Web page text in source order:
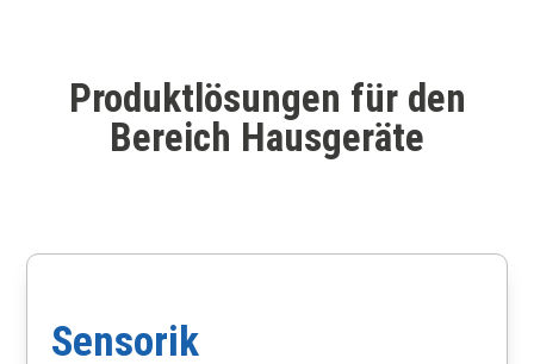
Produktlösungen für den
Bereich Hausgeräte
Sensorik